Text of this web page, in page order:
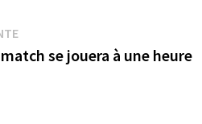
Publication
précédente :
se jouera à une heure